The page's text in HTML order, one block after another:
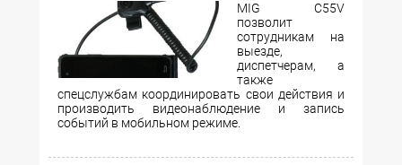
MIG C55V
позволит
сотрудникам на
выезде,
диспетчерам, а
также
спецслужбам координировать свои действия и
производить видеонаблюдение и запись
событий в мобильном режиме.